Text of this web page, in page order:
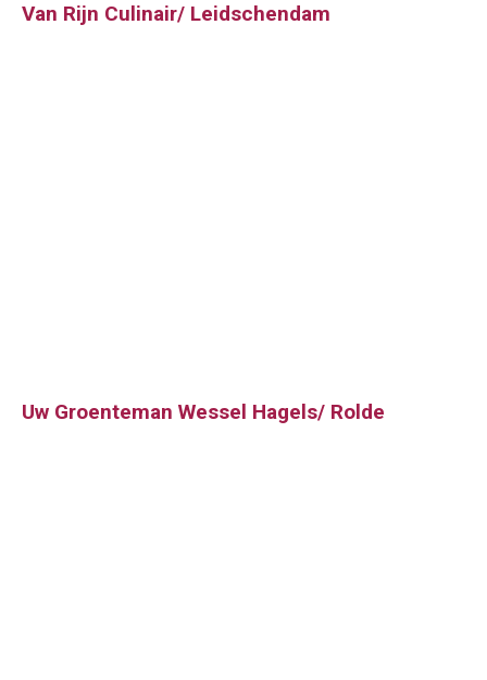
Van Rijn Culinair/ Leidschendam
Uw Groenteman Wessel Hagels/ Rolde